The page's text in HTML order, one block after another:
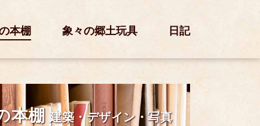
本棚 象々の郷土玩具 日記
本棚 建築・デザイン・写真